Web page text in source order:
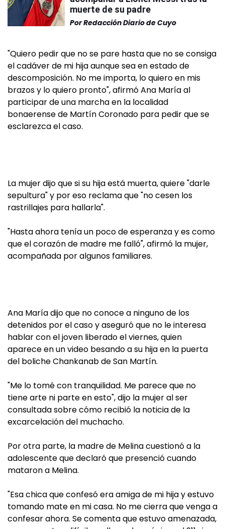
muerte de su padre
PorRedacción Diario de Cuyo
"Quiero pedir que no se pare hasta que no se consiga
el cadáver de mi hija aunque sea en estado de
descomposición. No me importa, lo quiero en mis
brazos y lo quiero pronto", afirmó Ana María al
participar de una marcha en la localidad
bonaerense de Martín Coronado para pedir que se
esclarezca el caso.
La mujer dijo que si su hija está muerta, quiere "darle
sepultura" y por eso reclama que "no cesen los
rastrillajes para hallarla".
"Hasta ahora tenía un poco de esperanza y es como
que el corazón de madre me falló", afirmó la mujer,
acompañada por algunos familiares.
Ana María dijo que no conoce a ninguno de los
detenidos por el caso y aseguró que no le interesa
hablar con el joven liberado el viernes, quien
aparece en un video besando a su hija en la puerta
del boliche Chankanab de San Martín.
"Me lo tomé con tranquilidad. Me parece que no
tiene arte ni parte en esto", dijo la mujer al ser
consultada sobre cómo recibió la noticia de la
excarcelación del muchacho.
Por otra parte, la madre de Melina cuestionó a la
adolescente que declaró que presenció cuando
mataron a Melina.
"Esa chica que confesó era amiga de mi hija y estuvo
tomando mate en mi casa. No me cierra que venga a
confesar ahora. Se comenta que estuvo amenazada,